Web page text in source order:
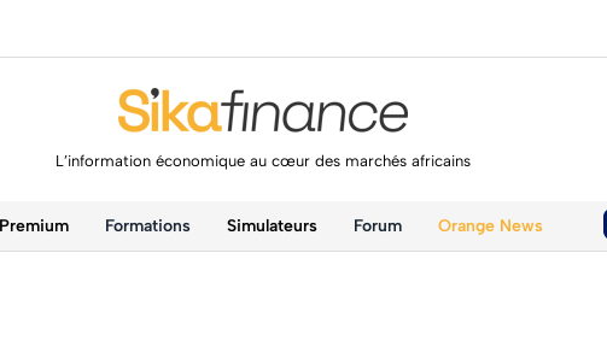
L’information économique au cœur des marchés africains
Formations Simulateurs Forum Orange News